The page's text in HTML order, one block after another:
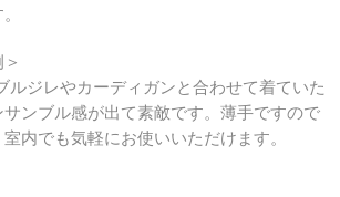
ジレやカーディガンと合わせて着ていた
ンブル感が出て素敵です。薄手ですので
内でも気軽にお使いいただけます。